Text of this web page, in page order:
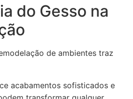
do Gesso na
de ambientes traz
acabamentos sofisticados e